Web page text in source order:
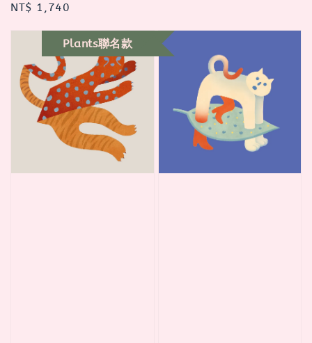
Regular
NT$ 1,740
Plants聯名款